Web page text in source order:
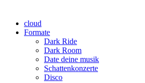
cloud
Formate
Dark Ride
Dark Room
Date deine musik
Schattenkonzerte
Disco